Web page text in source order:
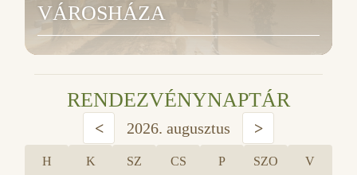
VÁROSHÁZA
RENDEZVÉNYNAPTÁR
< 2026. augusztus >
H K SZ CS P SZO V